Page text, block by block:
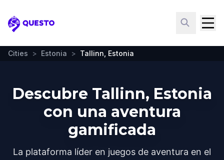
Questo
Cities > Estonia > Tallinn, Estonia
Descubre Tallinn, Estonia
con una aventura
gamificada
La plataforma líder en juegos de aventura en el